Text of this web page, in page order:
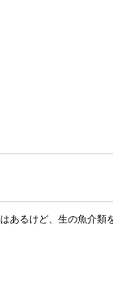
あるけど、生の魚介